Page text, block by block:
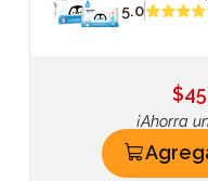
5.0
¡Ahorra